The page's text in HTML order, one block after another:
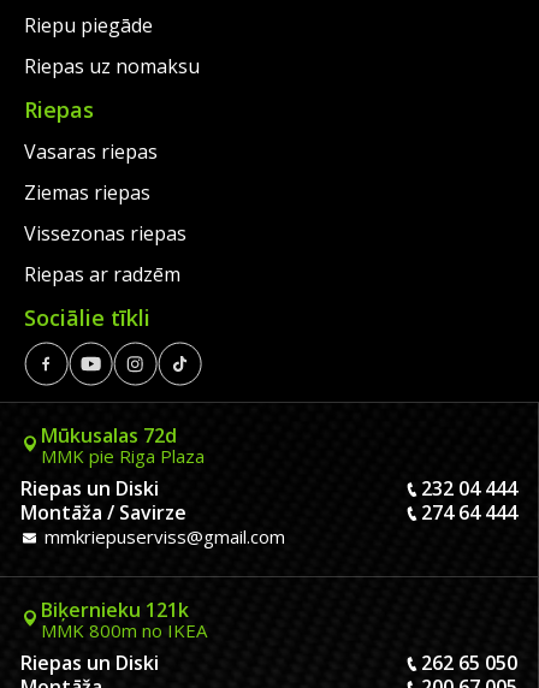
Riepu piegāde
Riepas uz nomaksu
Riepas
Vasaras riepas
Ziemas riepas
Vissezonas riepas
Riepas ar radzēm
Sociālie tīkli
Mūkusalas 72d
MMK pie Riga Plaza
Riepas un Diski
232 04 444
Montāža / Savirze
274 64 444
mmkriepuserviss@gmail.com
Biķernieku 121k
MMK 800m no IKEA
Riepas un Diski
262 65 050